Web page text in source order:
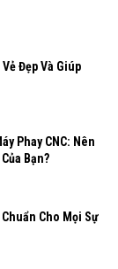
Đẹp Và Giúp
Phay CNC: Nên
Bạn?
Cho Mọi Sự